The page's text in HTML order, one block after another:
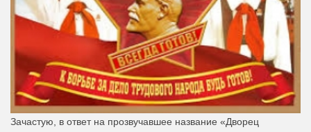
Зачастую, в ответ на прозвучавшее название «Дворец